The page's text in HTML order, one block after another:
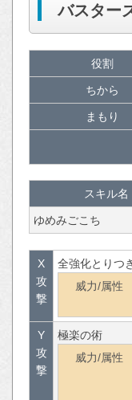
バスター
役割
ちから
まもり
スキル名
ゆめみごこち
X
攻
撃
全強化とりつ
威力/属性
Y
攻
撃
極楽の術
威力/属性